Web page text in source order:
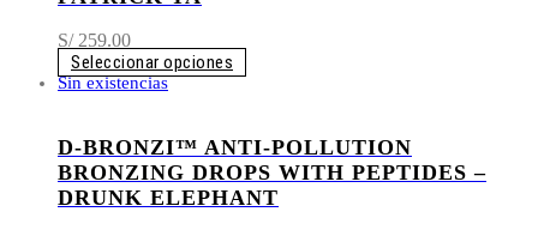
S/259.00
Seleccionar opciones
Sin existencias
D-BRONZI™ ANTI-POLLUTION
BRONZING DROPS WITH PEPTIDES –
DRUNK ELEPHANT